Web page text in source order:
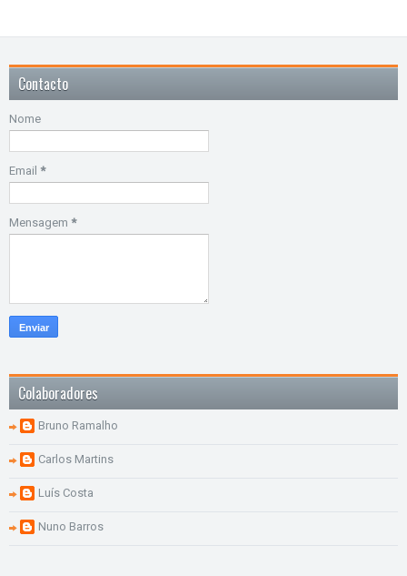
Contacto
Nome
Email *
Mensagem *
Colaboradores
Bruno Ramalho
Carlos Martins
Luís Costa
Nuno Barros